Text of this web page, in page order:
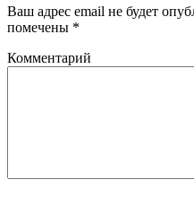
Ваш адрес email не будет
помечены *
Комментарий